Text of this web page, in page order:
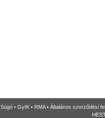
Súgó • GyIK • RMA• Általános szerződési